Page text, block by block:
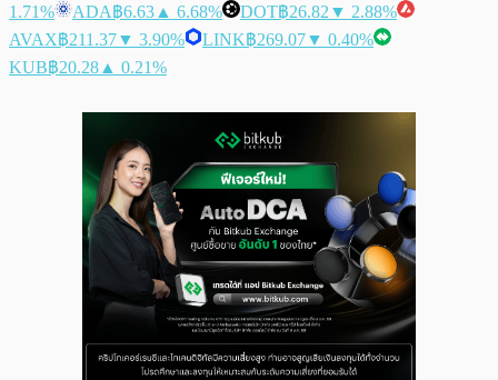
1.71%
ADA฿6.63 ▲ 6.68% DOT฿26.82 ▼ 2.88%
AVAX฿211.37▼ 3.90% LINK฿269.07▼ 0.40%
KUB฿20.28 ▲ 0.21%